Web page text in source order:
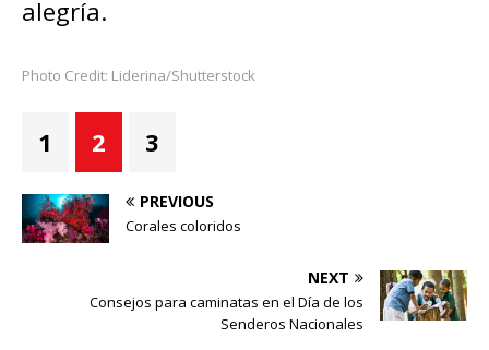
alegría.
Photo Credit: Liderina/Shutterstock
1 2 3
PREVIOUS
Corales coloridos
NEXT
Consejos para caminatas en el Día de los
Senderos Nacionales